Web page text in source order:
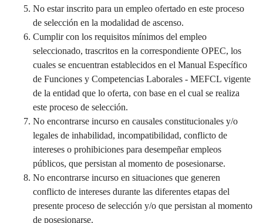
No estar inscrito para un empleo ofertado en este proceso
de selección en la modalidad de ascenso.
Cumplir con los requisitos mínimos del empleo
seleccionado, trascritos en la correspondiente OPEC, los
cuales se encuentran establecidos en el Manual Específico
de Funciones y Competencias Laborales - MEFCL vigente
de la entidad que lo oferta, con base en el cual se realiza
este proceso de selección.
No encontrarse incurso en causales constitucionales y/o
legales de inhabilidad, incompatibilidad, conflicto de
intereses o prohibiciones para desempeñar empleos
públicos, que persistan al momento de posesionarse.
No encontrarse incurso en situaciones que generen
conflicto de intereses durante las diferentes etapas del
presente proceso de selección y/o que persistan al momento
de posesionarse.